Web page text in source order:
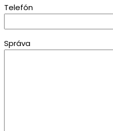
Telefón
Správa